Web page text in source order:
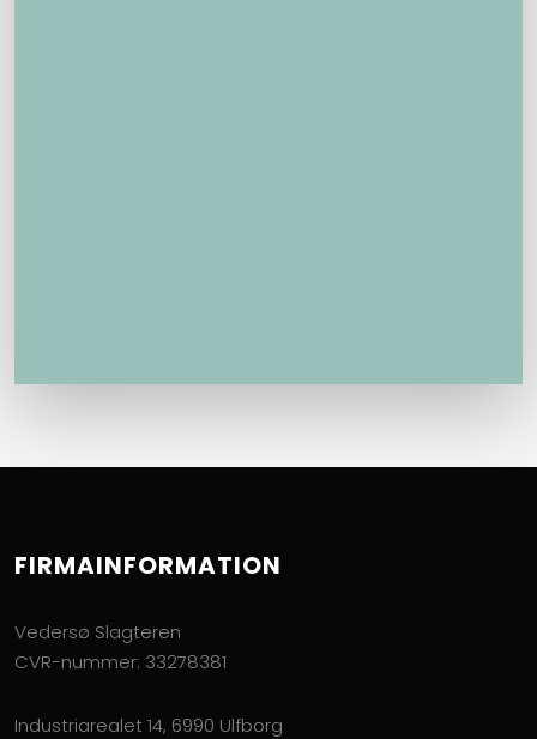
FIRMAINFORMATION
Vedersø Slagteren
CVR-nummer: 33278381
Industriarealet 14, 6990 Ulfborg